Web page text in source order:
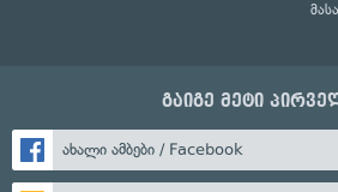
გაიგე მეტი
ახალი ამბები / Facebook